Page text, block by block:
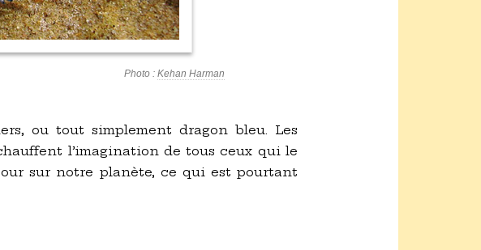
Photo : Kehan Harman
ou tout simplement dragon bleu. Les
l’imagination de tous ceux qui le
sur notre planète, ce qui est pourtant